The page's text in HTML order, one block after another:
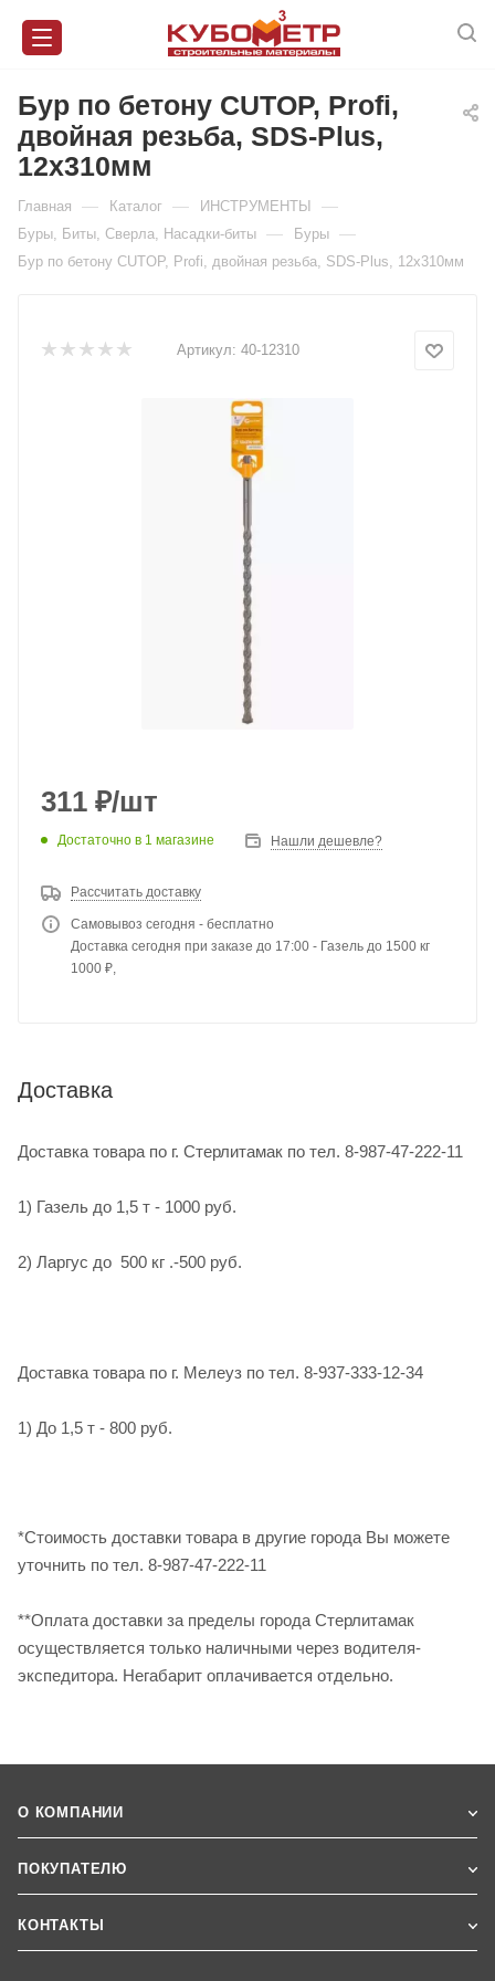
Бур по бетону CUTOP, Profi,
двойная резьба, SDS-Plus,
12х310мм
Главная — Каталог — ИНСТРУМЕНТЫ —
Буры, Биты, Сверла, Насадки-биты — Буры —
Бур по бетону CUTOP, Profi, двойная резьба, SDS-Plus, 12х310мм
Артикул: 40-12310
311 ₽/шт
Достаточно в 1 магазине Нашли дешевле?
Рассчитать доставку
Самовывоз сегодня - бесплатно
Доставка сегодня при заказе до 17:00 - Газель до 1500 кг
1000 ₽,
Доставка
Доставка товара по г. Стерлитамак по тел. 8-987-47-222-11
1) Газель до 1,5 т - 1000 руб.
2) Ларгус до 500 кг .-500 руб.
Доставка товара по г. Мелеуз по тел. 8-937-333-12-34
1) До 1,5 т - 800 руб.
*Стоимость доставки товара в другие города Вы можете
уточнить по тел. 8-987-47-222-11
**Оплата доставки за пределы города Стерлитамак
осуществляется только наличными через водителя-
экспедитора. Негабарит оплачивается отдельно.
О КОМПАНИИ
ПОКУПАТЕЛЮ
КОНТАКТЫ